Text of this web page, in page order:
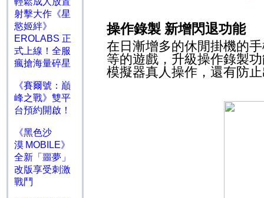
射擊大作《星
慾姬絆》
EROLABS 正
式上線！全服
瘋搶海量碎星
《賽爾號：巔
峰之戰》雙平
台預約開啟！
《黑色沙
漠 MOBILE》
全新「噩夢」
改版享受刺激
戰鬥
操作錄製 新增閃退功能
在日漸增多的休閒掛機的
等的遊戲，升級操作錄製
模擬器真人操作，還有防